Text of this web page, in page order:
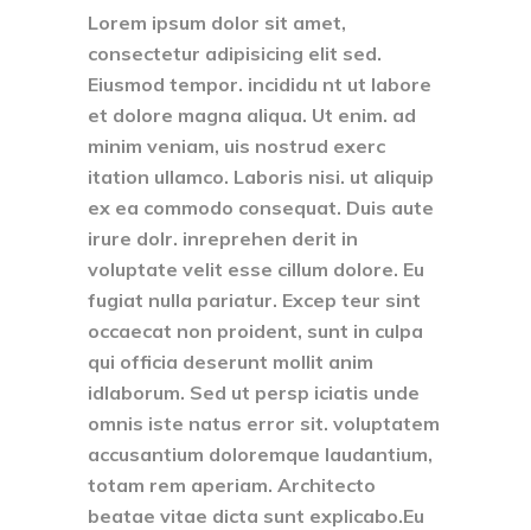
Lorem ipsum dolor sit amet,
consectetur adipisicing elit sed.
Eiusmod tempor. incididu nt ut labore
et dolore magna aliqua. Ut enim. ad
minim veniam, uis nostrud exerc
itation ullamco. Laboris nisi. ut aliquip
ex ea commodo consequat. Duis aute
irure dolr. inreprehen derit in
voluptate velit esse cillum dolore. Eu
fugiat nulla pariatur. Excep teur sint
occaecat non proident, sunt in culpa
qui officia deserunt mollit anim
idlaborum. Sed ut persp iciatis unde
omnis iste natus error sit. voluptatem
accusantium doloremque laudantium,
totam rem aperiam. Architecto
beatae vitae dicta sunt explicabo.Eu